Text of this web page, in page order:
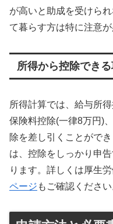
が高いと助成を受けら
て暮らす方は特に注意が
所得から控除できる
所得計算では、給与所
保険料控除(一律8万円)
除を差し引くことがで
は、控除をしっかり申
ります。詳しくは厚生
ページ もご確認ください